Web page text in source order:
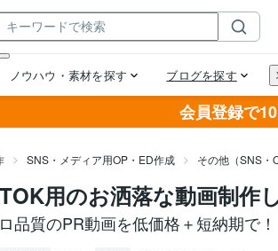
会員登録で
SNS・メディア用OP・ED作成 その他（SNS・
用のお洒落な動画制作
品質のPR動画を低価格＋短納期で！